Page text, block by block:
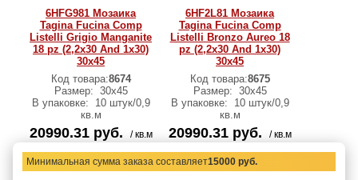
6HFG981 Мозаика
Tagina Fucina Comp
Listelli Grigio Manganite
18 pz (2,2x30 And 1x30)
30x45
Код товара:8674
Размер: 30x45
В упаковке:
10 штук/0,9
кв.м
20990.31 руб. / кв.м
В корзину
6HF2L81 Мозаика
Tagina Fucina Comp
Listelli Bronzo Aureo 18
pz (2,2x30 And 1x30)
30x45
Код товара:8675
Размер: 30x45
В упаковке:
10 штук/0,9
кв.м
20990.31 руб. / кв.м
В корзину
Минимальная сумма заказа составляет15000 руб.